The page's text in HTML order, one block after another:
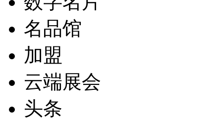
名品馆
加盟
云端展会
头条